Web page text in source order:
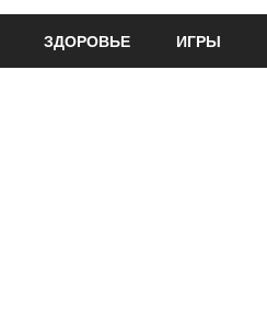
ЗДОРОВЬЕ ИГРЫ